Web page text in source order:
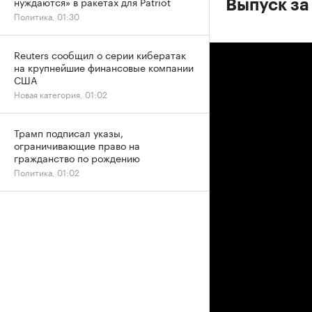
Выпуск
Политика, 01:30
Reuters сообщил о серии кибератак
на крупнейшие финансовые компании
США
Новая категория, 01:02
Трамп подписал указы,
ограничивающие право на
гражданство по рождению
Политика, 01:02